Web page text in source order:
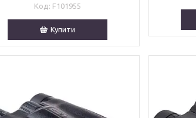
F101955
Купити